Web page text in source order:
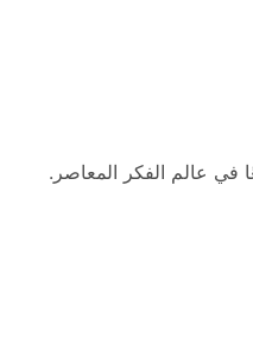
في عالم الفكر المعاصر.